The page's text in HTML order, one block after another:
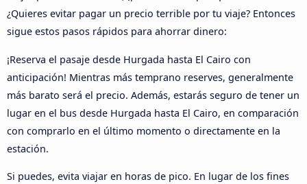
¿Quieres evitar pagar un precio terrible por tu viaje? Entonces
sigue estos pasos rápidos para ahorrar dinero:
¡Reserva el pasaje desde Hurgada hasta El Cairo con
anticipación! Mientras más temprano reserves, generalmente
más barato será el precio. Además, estarás seguro de tener un
lugar en el bus desde Hurgada hasta El Cairo, en comparación
con comprarlo en el último momento o directamente en la
estación.
Si puedes, evita viajar en horas de pico. En lugar de los fines